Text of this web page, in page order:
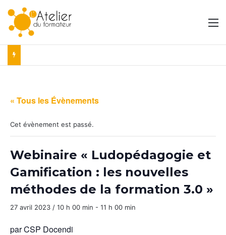
« Tous les Évènements
Cet évènement est passé.
Webinaire « Ludopédagogie et
Gamification : les nouvelles
méthodes de la formation 3.0 »
27 avril 2023 / 10 h 00 min - 11 h 00 min
par CSP Docendi